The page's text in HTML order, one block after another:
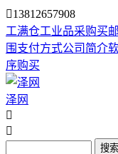
13812657908
工满仓工业品采购买
围 支付方式公司简介
序购买
泽网


搜索